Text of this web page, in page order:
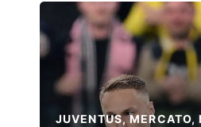
JUVENTUS,MERCATO,